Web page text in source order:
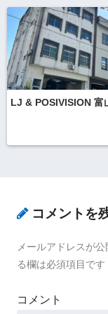
LJ & POSIVISION 富
コメントを
メールアドレスが公
る欄は必須項目です
コメント